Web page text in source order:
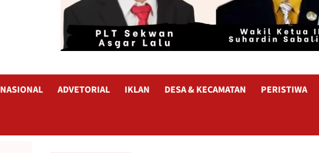
NASIONAL ADVETORIAL IKLAN DESA & KECAMATAN PERISTIWA